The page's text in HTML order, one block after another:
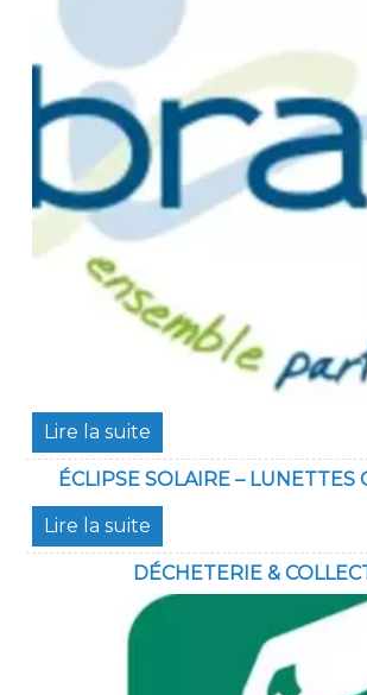
ÉCLIPSE SOLAIRE – LUNETTES
DÉCHETERIE &